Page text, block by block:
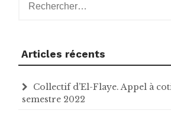
Articles récents
Collectif d’El-Flaye. Appel à
semestre 2022